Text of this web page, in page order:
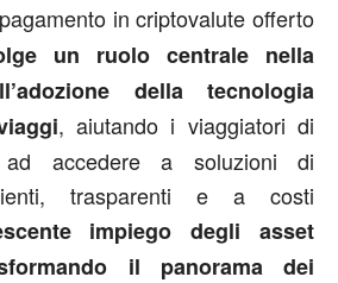
in criptovalute offerto
un ruolo centrale nella
della tecnologia
, aiutando i viaggiatori di
accedere a soluzioni di
trasparenti e a costi
impiego degli asset
il panorama dei